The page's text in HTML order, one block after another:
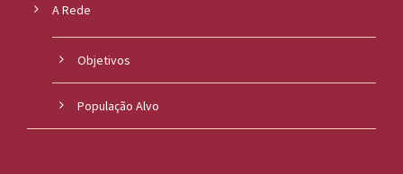
A Rede
Objetivos
População Alvo